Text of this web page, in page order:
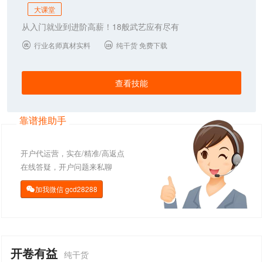
大课堂
从入门就业到进阶高薪！18般武艺应有尽有
 行业名师真材实料  纯干货 免费下载
查看技能
靠谱推助手
开户代运营，实在/精准/高返点
在线答疑，开户问题来私聊
加我微信gcd28288
开卷有益 纯干货